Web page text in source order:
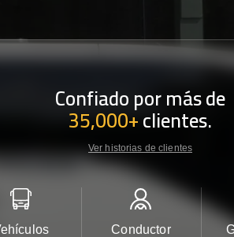
Confiado por más de
35,000+clientes.
Ver historias de clientes
Conductor